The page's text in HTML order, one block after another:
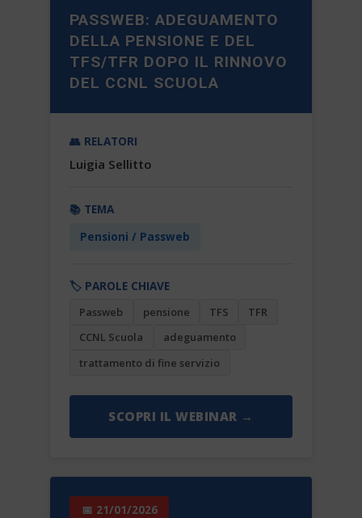
PASSWEB: ADEGUAMENTO
DELLA PENSIONE E DEL
TFS/TFR DOPO IL RINNOVO
DEL CCNL SCUOLA
👥 RELATORI
Luigia Sellitto
📚 TEMA
Pensioni / Passweb
🏷️ PAROLE CHIAVE
Passweb pensione TFS
TFR
CCNL Scuola
adeguamento
trattamento di fine servizio
SCOPRI IL WEBINAR →
📅 21/01/2026